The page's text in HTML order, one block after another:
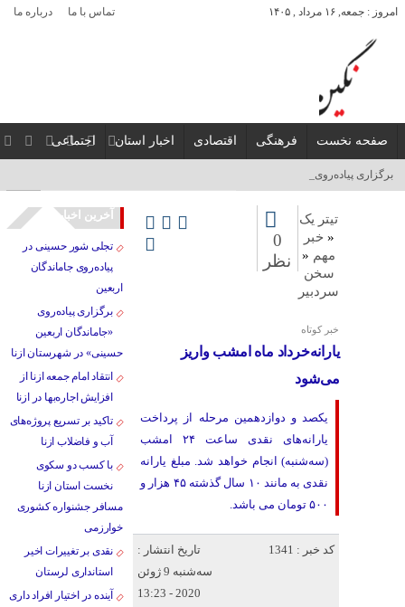
امروز : جمعه, ۱۶ مرداد , ۱۴۰۵ تماس با ما درباره ما
صفحه نخست فرهنگی اقتصادی اخبار استان اجتماعی
برگزاری پیاده‌روی «جام_
تیتر یک
« خبر
مهم «
سخن
سردبیر
0
نظر
خبر کوتاه
یارانه‌خرداد ماه امشب واریز
می‌شود
یکصد و دوازدهمین مرحله از پرداخت
یارانه‌های نقدی ساعت ۲۴ امشب
(سه‌شنبه) انجام خواهد شد. مبلغ یارانه
نقدی به مانند ۱۰ سال گذشته ۴۵ هزار و
۵۰۰ تومان می باشد.
کد خبر : 1341
تاریخ انتشار :
سه‌شنبه 9 ژوئن
2020 - 13:23
آخرین اخبار
تجلی شور حسینی در
پیاده‌روی جاماندگان
اربعین
برگزاری پیاده‌روی
«جاماندگان اربعین
حسینی» در شهرستان ازنا
انتقاد امام جمعه ازنا از
افزایش اجاره‌بها در ازنا
تاکید بر تسریع پروژه‌های
آب و فاضلاب ازنا
با کسب دو سکوی
نخست استان ازنا
مسافر جشنواره کشوری
خوارزمی
نقدی بر تغییرات اخیر
استانداری لرستان
آینده در اختیار افراد داری